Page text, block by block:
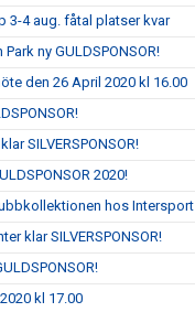
3-4 aug. fåtal platser kvar
ny GULDSPONSOR!
den 26 April 2020 kl 16.00
SILVERSPONSOR!
2020!
hos Intersport
klar SILVERSPONSOR!
kl 17.00